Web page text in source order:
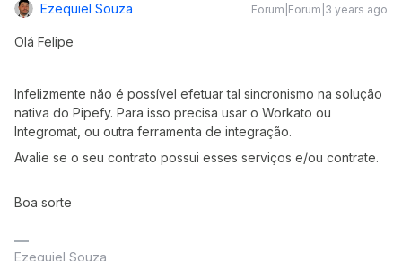
Ezequiel Souza Forum|Forum|3 years ago
Olá Felipe
Infelizmente não é possível efetuar tal sincronismo na solução
nativa do Pipefy. Para isso precisa usar o Workato ou
Integromat, ou outra ferramenta de integração.
Avalie se o seu contrato possui esses serviços e/ou contrate.
Boa sorte
Ezequiel Souza